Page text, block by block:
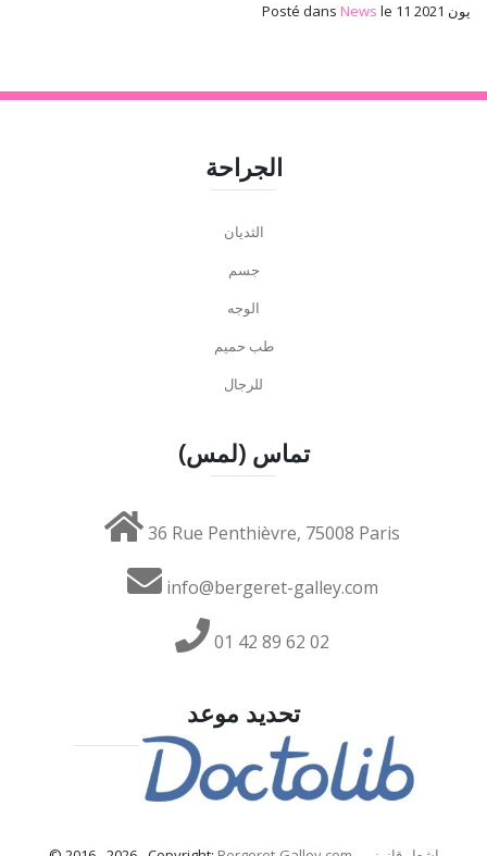
Posté dans News le 11 يون 2021
الجراحة
الثديان
جسم
الوجه
طب حميم
للرجال
تماس (لمس)
36 Rue Penthièvre, 75008 Paris
info@bergeret-galley.com
01 42 89 62 02
تحديد موعد